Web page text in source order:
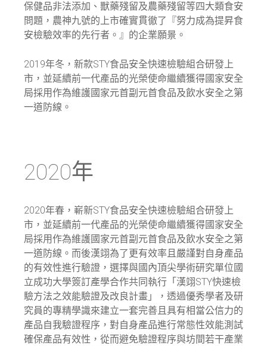
保健品非法添加、獸藥殘留及農藥殘留等四大類食安
問題，農神九號的上市確實貫徹了『努力成為提昇食
安檢驗效率的先行者。』的企業願景。
2019年冬，新款STY食品安全快速檢驗組合研發上
市，並延續前一代產品的光榮使命繼續獲得國家安全
局採用作為維護國家元首副元首食品及飲水安全之第
一道防線。
2020年
2020年春，嶄新STY食品安全快速檢驗組合研發上
市，並延續前一代產品的光榮使命繼續獲得國家安全
局採用作為維護國家元首副元首食品及飲水安全之第
一道防線。而後漢翊為了更有效率且嚴謹對自身產品
的有效性進行驗證，選擇與國內頂尖學術研究單位國
立成功大學簽訂產學合作共同執行「漢翊STY快速檢
驗方法之效能驗證及改良計畫」，透過優秀學者及研
究員的專精學識來建立一套完善且具有相當公信力的
產品自我驗證程序，對自身產品進行常態性效能測試
確保產品有效性，從而避免驗證程序與坊間若干產業